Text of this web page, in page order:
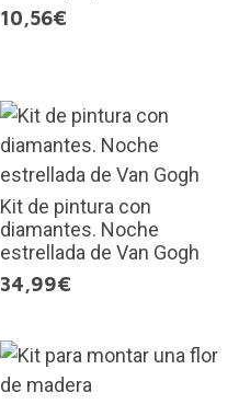
10,56€
Kit de pintura con
diamantes. Noche
estrellada de Van Gogh
34,99€